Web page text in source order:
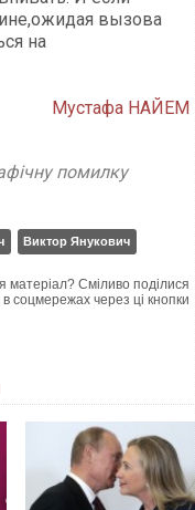
вызова
на
Мустафа НАЙЕМ
помилку
Виктор Янукович
матеріал? Сміливо поділися
соцмережах через ці кнопки